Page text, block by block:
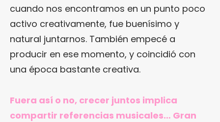
cuando nos encontramos en un punto poco
activo creativamente, fue buenísimo y
natural juntarnos. También empecé a
producir en ese momento, y coincidió con
una época bastante creativa.
Fuera así o no, crecer juntos implica
compartir referencias musicales… Gran